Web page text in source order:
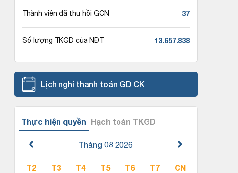
Thành viên đã thu hồi GCN 37
Số lượng TKGD của NĐT 13.657.838
Lịch nghỉ thanh toán GD CK
Thực hiện quyền Hạch toán TKGD
Tháng 08 2026
T2 T3 T4 T5 T6 T7 CN